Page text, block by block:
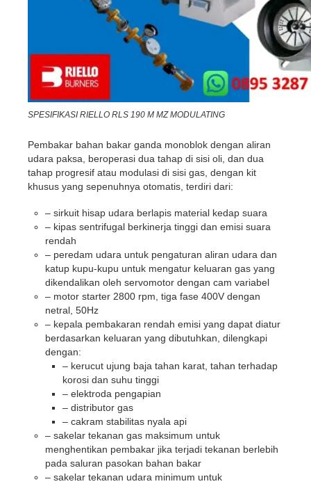
SPESIFIKASI RIELLO RLS 190 M MZ MODULATING
Pembakar bahan bakar ganda monoblok dengan aliran
udara paksa, beroperasi dua tahap di sisi oli, dan dua
tahap progresif atau modulasi di sisi gas, dengan kit
khusus yang sepenuhnya otomatis, terdiri dari:
– sirkuit hisap udara berlapis material kedap suara
– kipas sentrifugal berkinerja tinggi dan emisi suara
rendah
– peredam udara untuk pengaturan aliran udara dan
katup kupu-kupu untuk mengatur keluaran gas yang
dikendalikan oleh servomotor dengan cam variabel
– motor starter 2800 rpm, tiga fase 400V dengan
netral, 50Hz
– kepala pembakaran rendah emisi yang dapat diatur
berdasarkan keluaran yang dibutuhkan, dilengkapi
dengan:
– kerucut ujung baja tahan karat, tahan terhadap
korosi dan suhu tinggi
– elektroda pengapian
– distributor gas
– cakram stabilitas nyala api
– sakelar tekanan gas maksimum untuk
menghentikan pembakar jika terjadi tekanan berlebih
pada saluran pasokan bahan bakar
– sakelar tekanan udara minimum untuk